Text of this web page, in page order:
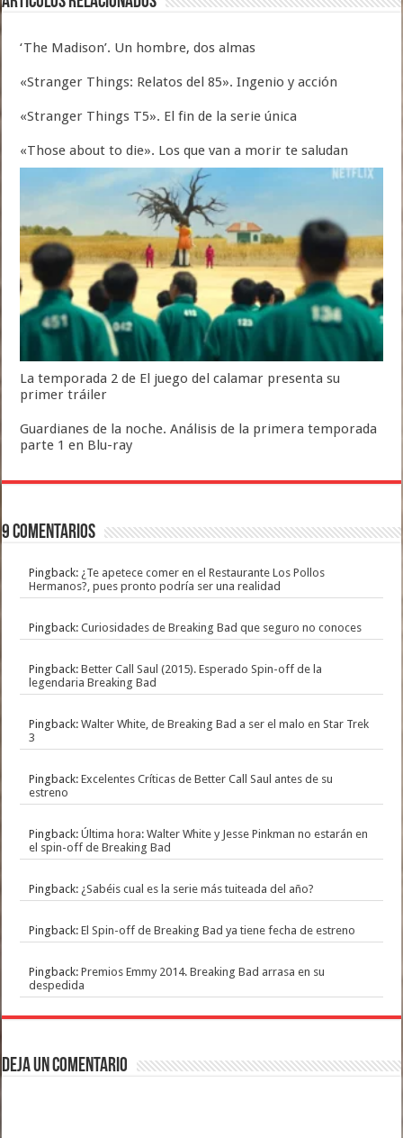
‘The Madison’. Un hombre, dos almas
«Stranger Things: Relatos del 85». Ingenio y acción
«Stranger Things T5». El fin de la serie única
«Those about to die». Los que van a morir te saludan
La temporada 2 de El juego del calamar presenta su
primer tráiler
Guardianes de la noche. Análisis de la primera temporada
parte 1 en Blu-ray
9 comentarios
Pingback: ¿Te apetece comer en el Restaurante Los Pollos
Hermanos?, pues pronto podría ser una realidad
Pingback:Curiosidades de Breaking Bad que seguro no conoces
Pingback:Better Call Saul (2015). Esperado Spin-off de la
legendaria Breaking Bad
Pingback:Walter White, de Breaking Bad a ser el malo en Star Trek
3
Pingback:Excelentes Críticas de Better Call Saul antes de su
estreno
Pingback:Última hora: Walter White y Jesse Pinkman no estarán en
el spin-off de Breaking Bad
Pingback: ¿Sabéis cual es la serie más tuiteada del año?
Pingback:El Spin-off de Breaking Bad ya tiene fecha de estreno
Pingback:Premios Emmy 2014. Breaking Bad arrasa en su
despedida
Deja un comentario